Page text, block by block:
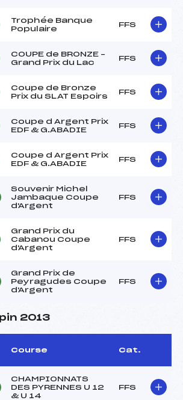
Trophée Banque
Populaire
FFS
COUPE de BRONZE –
Grand Prix du Lac
FFS
Coupe de Bronze
Prix du SLAT Espoirs
FFS
Coupe d Argent Prix
EDF & G.ABADIE
FFS
Coupe d Argent Prix
EDF & G.ABADIE
FFS
Souvenir Michel
Jambaque Coupe
d'Argent
FFS
Grand Prix du
Cabanou Coupe
d'Argent
FFS
Grand Prix de
Peyragudes Coupe
d'Argent
FFS
2013
Course Cat.
CHAMPIONNATS
DES PYRENNES U 12
& U 14
FFS